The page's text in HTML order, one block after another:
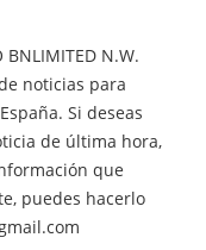
N.W.
noticias para
Si deseas
de última hora,
que
puedes hacerlo